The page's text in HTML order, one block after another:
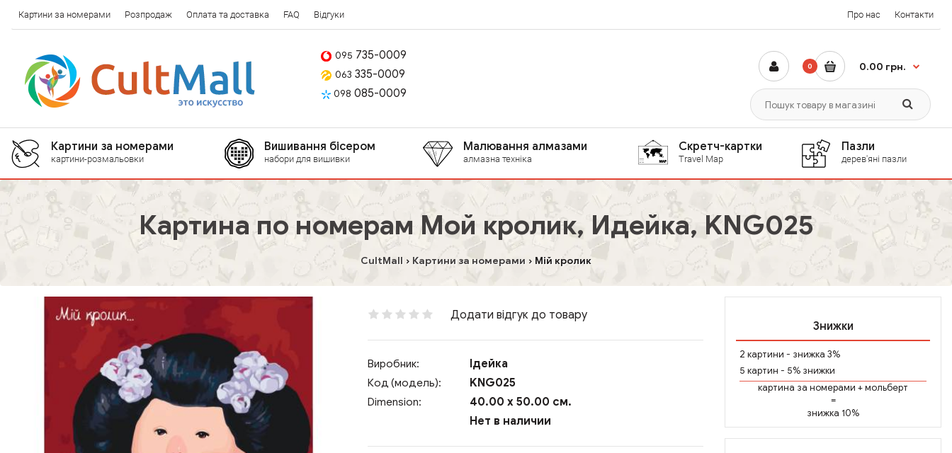
Картини за номерами Розпродаж Оплата та доставка FAQ Відгуки Про нас Контакти
095 735-0009
063 335-0009
098 085-0009
0 0.00 грн.
Картини за номерами
картини-розмальовки
Вишивання бісером
набори для вишивки
Малювання алмазами
алмазна техніка
Скретч-картки
Travel Map
Пазли
дерев'яні пазли
Картина по номерам Мой кролик, Идейка, KNG025
CultMall Картини за номерами Мій кролик
Додати відгук до товару
Виробник: Ідейка
Код (модель): KNG025
Dimension:
40.00 x 50.00 см.
Нет в наличии
Знижки
2 картини - знижка 3%
5 картин - 5% знижки
картина за номерами +мольберт
=
знижка 10%